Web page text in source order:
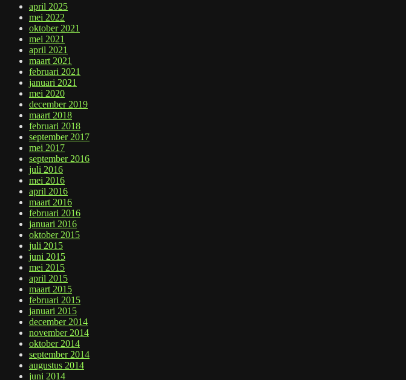
april 2025
mei 2022
oktober 2021
mei 2021
april 2021
maart 2021
februari 2021
januari 2021
mei 2020
december 2019
maart 2018
februari 2018
september 2017
mei 2017
september 2016
juli 2016
mei 2016
april 2016
maart 2016
februari 2016
januari 2016
oktober 2015
juli 2015
juni 2015
mei 2015
april 2015
maart 2015
februari 2015
januari 2015
december 2014
november 2014
oktober 2014
september 2014
augustus 2014
juni 2014